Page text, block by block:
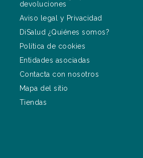
devoluciones
Aviso legal y Privacidad
DiSalud ¿Quiénes somos?
Política de cookies
Entidades asociadas
Contacta con nosotros
Mapa del sitio
Tiendas